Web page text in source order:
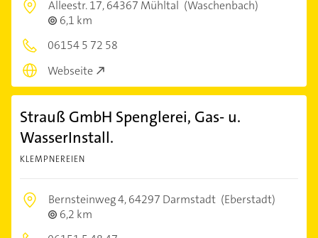
Alleestr. 17,64367 Mühltal (Waschenbach)
6,1 km
06154 5 72 58
Webseite
Strauß GmbH Spenglerei, Gas- u.
WasserInstall.
KLEMPNEREIEN
Bernsteinweg 4,64297 Darmstadt (Eberstadt)
6,2 km